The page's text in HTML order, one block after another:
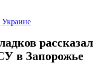
Украине
рассказал
в Запорожье